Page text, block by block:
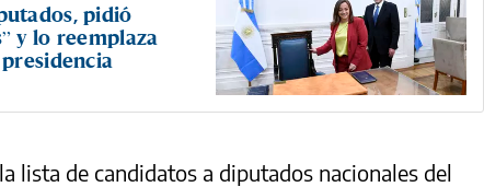
pidió
y lo reemplaza
lista de candidatos a diputados nacionales del